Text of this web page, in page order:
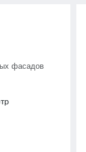
фасадов